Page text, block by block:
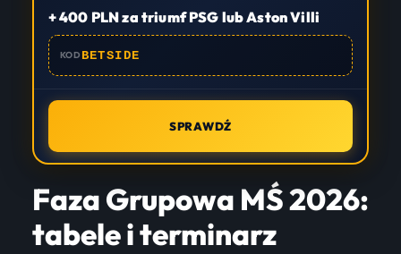
+ 400 PLN za triumf PSG lub Aston Villi
KOD BETSIDE
SPRAWDŹ
Faza Grupowa MŚ 2026:
tabele i terminarz